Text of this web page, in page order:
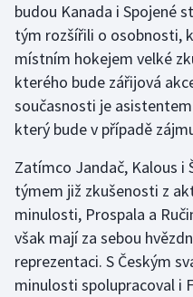
Golf
Gymnastika
Házená
Judo
Krasobruslení
Lezení
budou Kanada i Spojené
tým rozšířili o osobnosti,
místním hokejem velké
kterého bude zářijová
současnosti je
který bude v případě
Zatímco Jandač, Kalous i
týmem již zkušenosti z
minulosti, Prospala a
však mají za sebou
reprezentaci. S Českým
minulosti spolupracoval i